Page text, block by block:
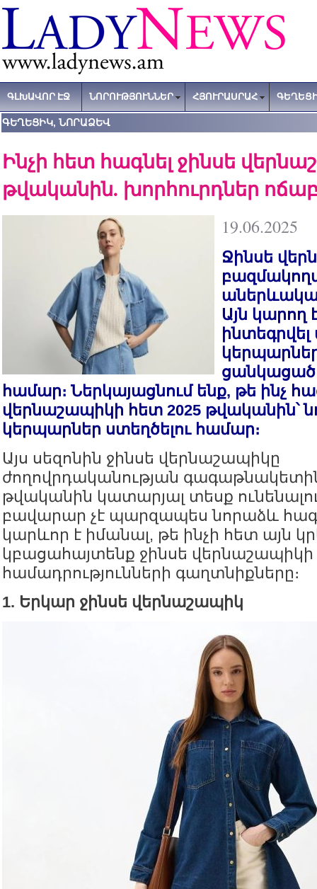
ԳԼԽԱՎՈՐ ԷՋ ՆՈՐՈՒԹՅՈՒՆՆԵՐ ՀՅՈՒՐԱՍՐԱՀ
ԳԵՂԵՑԻԿ, ՆՈՐԱՁԵՎ
Ինչի հետ հագնել ջինսե
թվականին. խորհուրդներ
19.06.2025
Ջինսե
Այն կարող
համար։ Ներկայացնում ենք, թե ինչ
վերնաշապիկի հետ 2025 թվականին՝
կերպարներ ստեղծելու համար։
Այս սեզոնին ջինսե վերնաշապիկը
ժողովրդականության գագաթնակետին
թվականին կատարյալ տեսք
բավարար չէ պարզապես նորաձև
կարևոր է իմանալ, թե ինչի հետ այն
կբացահայտենք ջինսե
համադրությունների գաղտնիքները։
1. Երկար ջինսե վերնաշապիկ